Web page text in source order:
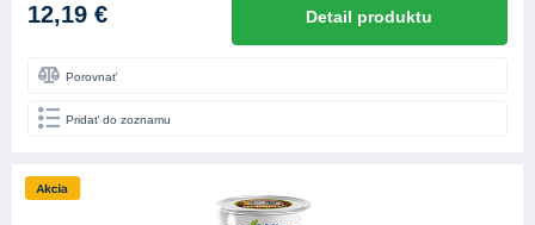
12,19 € Detail produktu
Porovnať
Pridať do zoznamu